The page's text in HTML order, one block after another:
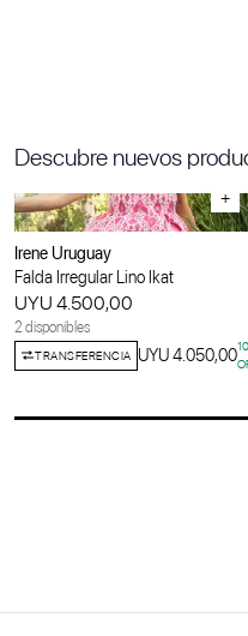
Descubre nuevos
+
Irene Uruguay
Falda Irregular Lino Ikat
UYU 4.500,00
2 disponibles
TRANSFERENCIA UYU 4.050,0010